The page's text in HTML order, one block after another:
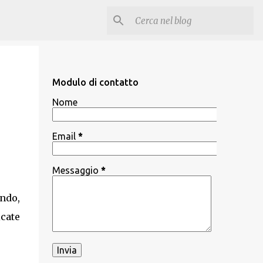
Modulo di contatto
Nome
Email *
Messaggio *